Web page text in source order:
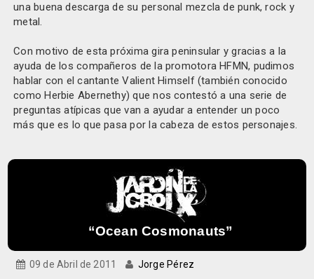
una buena descarga de su personal mezcla de punk, rock y
metal.
Con motivo de esta próxima gira peninsular y gracias a la
ayuda de los compañeros de la promotora HFMN, pudimos
hablar con el cantanteValient Himself(también conocido
comoHerbie Abernethy) que nos contestó a una serie de
preguntas atípicas que van a ayudar a entender un poco
más que es lo que pasa por la cabeza de estos personajes.
“Ocean Cosmonauts”
09 de Abril de 2011 Jorge Pérez